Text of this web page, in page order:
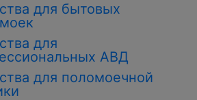
для бытовых
для
АВД
для поломоечной